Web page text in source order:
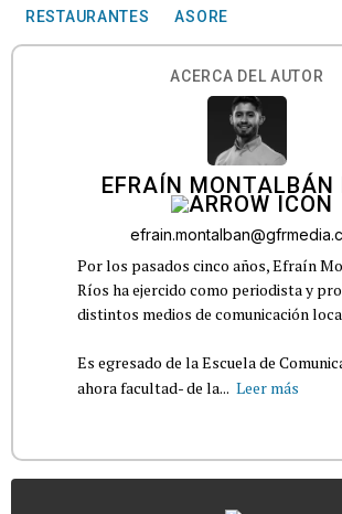
RESTAURANTES ASORE
ACERCA DEL AUTOR
EFRAÍN MONTALBÁN
Por los pasados cinco años, Efraín
Ríos ha ejercido como periodista y
distintos medios de comunicación
Es egresado de la Escuela de
ahora facultad- de la... Leer más